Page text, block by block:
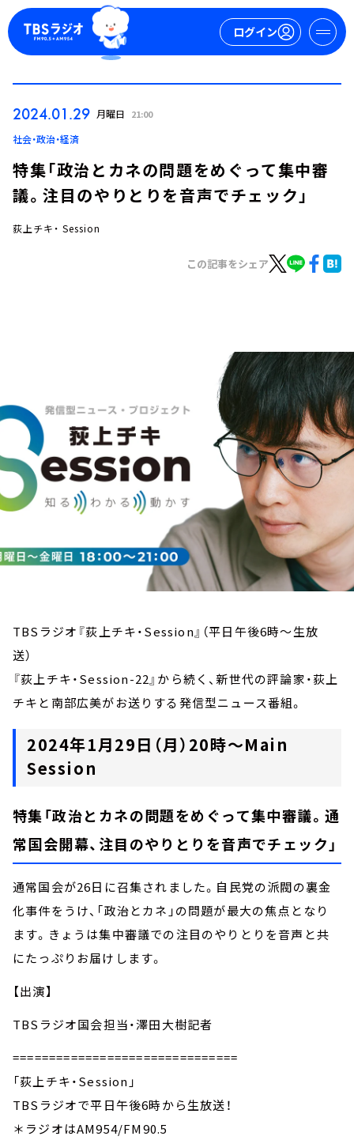
ログイン
会社情報
2024.01.29 月曜日 21:00
社会・政治・経済
特集「政治とカネの問題をめぐって集中審
議。注目のやりとりを音声でチェック」
荻上チキ・ Session
この記事をシェア
TBSラジオ『荻上チキ・Session』（平日午後6時～生放
送）
『荻上チキ・Session-22』から続く、新世代の評論家・荻上
チキと南部広美がお送りする発信型ニュース番組。
2024年1月29日（月）20時～Main
Session
特集「政治とカネの問題をめぐって集中審議。通
常国会開幕、注目のやりとりを音声でチェック」
通常国会が26日に召集されました。自民党の派閥の裏金
化事件をうけ、「政治とカネ」の問題が最大の焦点となり
ます。きょうは集中審議での注目のやりとりを音声と共
にたっぷりお届けします。
【出演】
TBSラジオ国会担当・澤田大樹記者
===============================
「荻上チキ・Session」
TBSラジオで平日午後6時から生放送！
＊ラジオはAM954/FM90.5